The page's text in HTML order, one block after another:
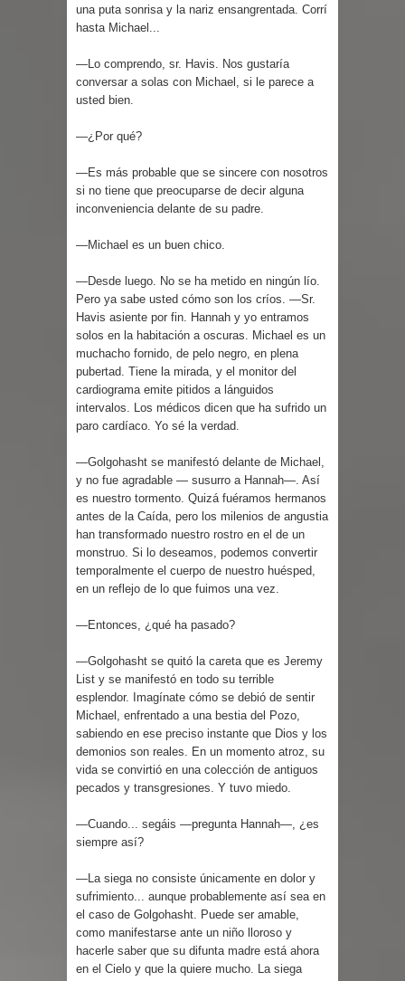
una puta sonrisa y la nariz ensangrentada. Corrí
hasta Michael...
—Lo comprendo, sr. Havis. Nos gustaría
conversar a solas con Michael, si le parece a
usted bien.
—¿Por qué?
—Es más probable que se sincere con nosotros
si no tiene que preocuparse de decir alguna
inconveniencia delante de su padre.
—Michael es un buen chico.
—Desde luego. No se ha metido en ningún lío.
Pero ya sabe usted cómo son los críos. —Sr.
Havis asiente por fin. Hannah y yo entramos
solos en la habitación a oscuras. Michael es un
muchacho fornido, de pelo negro, en plena
pubertad. Tiene la mirada, y el monitor del
cardiograma emite pitidos a lánguidos
intervalos. Los médicos dicen que ha sufrido un
paro cardíaco. Yo sé la verdad.
—Golgohasht se manifestó delante de Michael,
y no fue agradable — susurro a Hannah—. Así
es nuestro tormento. Quizá fuéramos hermanos
antes de la Caída, pero los milenios de angustia
han transformado nuestro rostro en el de un
monstruo. Si lo deseamos, podemos convertir
temporalmente el cuerpo de nuestro huésped,
en un reflejo de lo que fuimos una vez.
—Entonces, ¿qué ha pasado?
—Golgohasht se quitó la careta que es Jeremy
List y se manifestó en todo su terrible
esplendor. Imagínate cómo se debió de sentir
Michael, enfrentado a una bestia del Pozo,
sabiendo en ese preciso instante que Dios y los
demonios son reales. En un momento atroz, su
vida se convirtió en una colección de antiguos
pecados y transgresiones. Y tuvo miedo.
—Cuando... segáis —pregunta Hannah—, ¿es
siempre así?
—La siega no consiste únicamente en dolor y
sufrimiento... aunque probablemente así sea en
el caso de Golgohasht. Puede ser amable,
como manifestarse ante un niño lloroso y
hacerle saber que su difunta madre está ahora
en el Cielo y que la quiere mucho. La siega